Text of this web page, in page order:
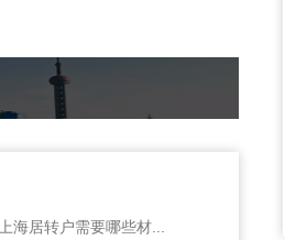
海居转户需要哪些材...